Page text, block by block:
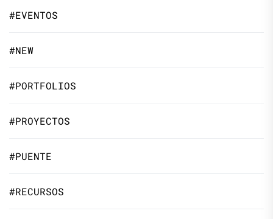
#EVENTOS
#NEW
#PORTFOLIOS
#PROYECTOS
#PUENTE
#RECURSOS